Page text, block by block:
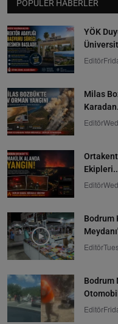
POPÜLER HABERLER
YÖK
Editör
Milas
Editör
Editör
Bodrum
Editör
Bodrum
Editör